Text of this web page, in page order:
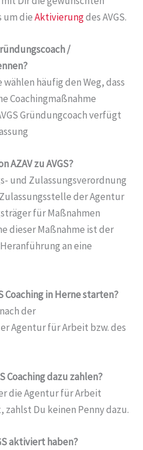
um dieAktivierungdes AVGS.
/
häufig den Weg, dass
Coachingmaßnahme
Gründungcoach verfügt
AZAV zu AVGS?
und Zulassungsverordnung
der Agentur
für Maßnahmen
dieser Maßnahme ist der
an eine
Coaching in Herne starten?
der
Agentur für Arbeit bzw. des
Coaching dazu zahlen?
die Agentur für Arbeit
zahlst Du keinen Penny dazu.
aktiviert haben?